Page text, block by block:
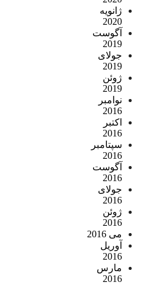
ژانویه
2020
آگوست
2019
جولای
2019
ژوئن
2019
نوامبر
2016
اکتبر
2016
سپتامبر
2016
آگوست
2016
جولای
2016
ژوئن
2016
می 2016
آوریل
2016
مارس
2016